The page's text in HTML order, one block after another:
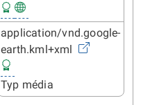
application/vnd.google-
earth.kml+xml
Typ média